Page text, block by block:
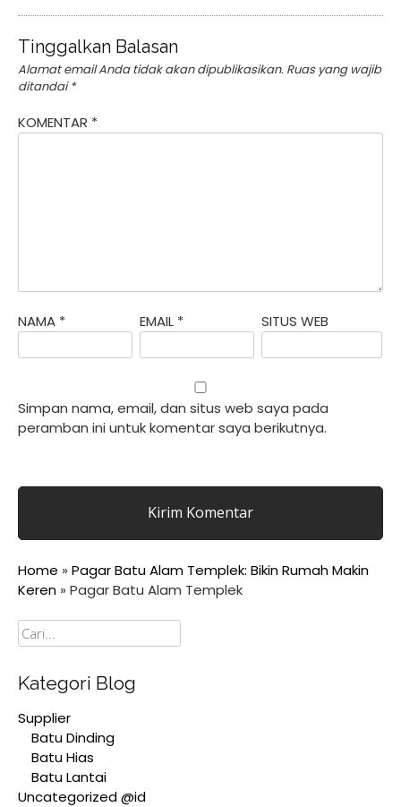
Tinggalkan Balasan
Alamat email Anda tidak akan dipublikasikan. Ruas yang wajib
ditandai*
KOMENTAR *
NAMA * EMAIL * SITUS WEB
Simpan nama, email, dan situs web saya pada
peramban ini untuk komentar saya berikutnya.
Home » Pagar Batu Alam Templek: Bikin Rumah Makin
Keren » Pagar Batu Alam Templek
Cari
Kategori Blog
Supplier
Batu Dinding
Batu Hias
Batu Lantai
Uncategorized @id